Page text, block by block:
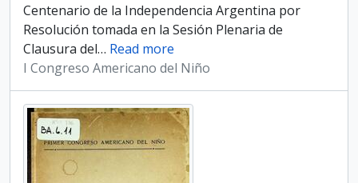
Centenario de la Independencia Argentina por
Resolución tomada en la Sesión Plenaria de
Clausura del… Read more
I Congreso Americano del Niño